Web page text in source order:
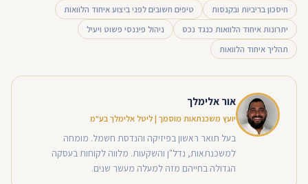
חיסכון בריביות ובקנסות
טיפים חשובים לפני ביצוע איחוד הלוואות
יתרונות איחוד הלוואות כנגד נכס
ניהול פיננסי פשוט ויעיל
תהליך איחוד הלוואות
אור אלימלך
יועץ משכנתאות מוסמך | ליטל אלימלך בע"מ
בעל תואר ראשון בפיזיקה והנדסת חשמל. מומחה
למשכנתאות, נדל"ן והשקעות. מלווה לקוחות בעסקה
הגדולה בחייהם מזה למעלה מעשר שנים.